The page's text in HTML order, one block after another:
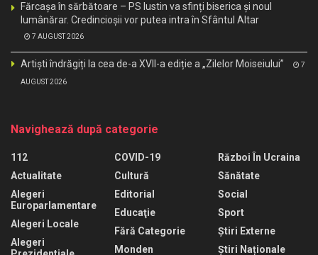
Fărcașa în sărbătoare – PS Iustin va sfinți biserica și noul
lumânărar. Credincioșii vor putea intra în Sfântul Altar
7 AUGUST 2026
Artiști îndrăgiți la cea de-a XVII-a ediție a „Zilelor Moiseiului” 7
AUGUST 2026
Navighează după categorie
112
Actualitate
Alegeri
Europarlamentare
Alegeri Locale
Alegeri
COVID-19
Cultură
Editorial
Educaţie
Fără Categorie
Monden
Război În Ucraina
Sănătate
Social
Sport
Știri Externe
Știri Naționale